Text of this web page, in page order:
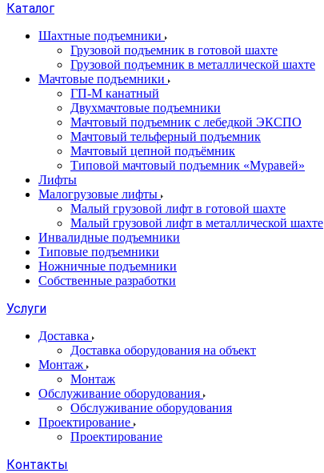
Каталог
Шахтные подъемники
Грузовой подъемник в готовой шахте
Грузовой подъемник в металлической шахте
Мачтовые подъемники
ГП-М канатный
Двухмачтовые подъемники
Мачтовый подъемник с лебедкой ЭКСПО
Мачтовый тельферный подъемник
Мачтовый цепной подъёмник
Типовой мачтовый подъемник «Муравей»
Лифты
Малогрузовые лифты
Малый грузовой лифт в готовой шахте
Малый грузовой лифт в металлической шахте
Инвалидные подъемники
Типовые подъемники
Ножничные подъемники
Собственные разработки
Услуги
Доставка
Доставка оборудования на объект
Монтаж
Монтаж
Обслуживание оборудования
Обслуживание оборудования
Проектирование
Проектирование
Контакты